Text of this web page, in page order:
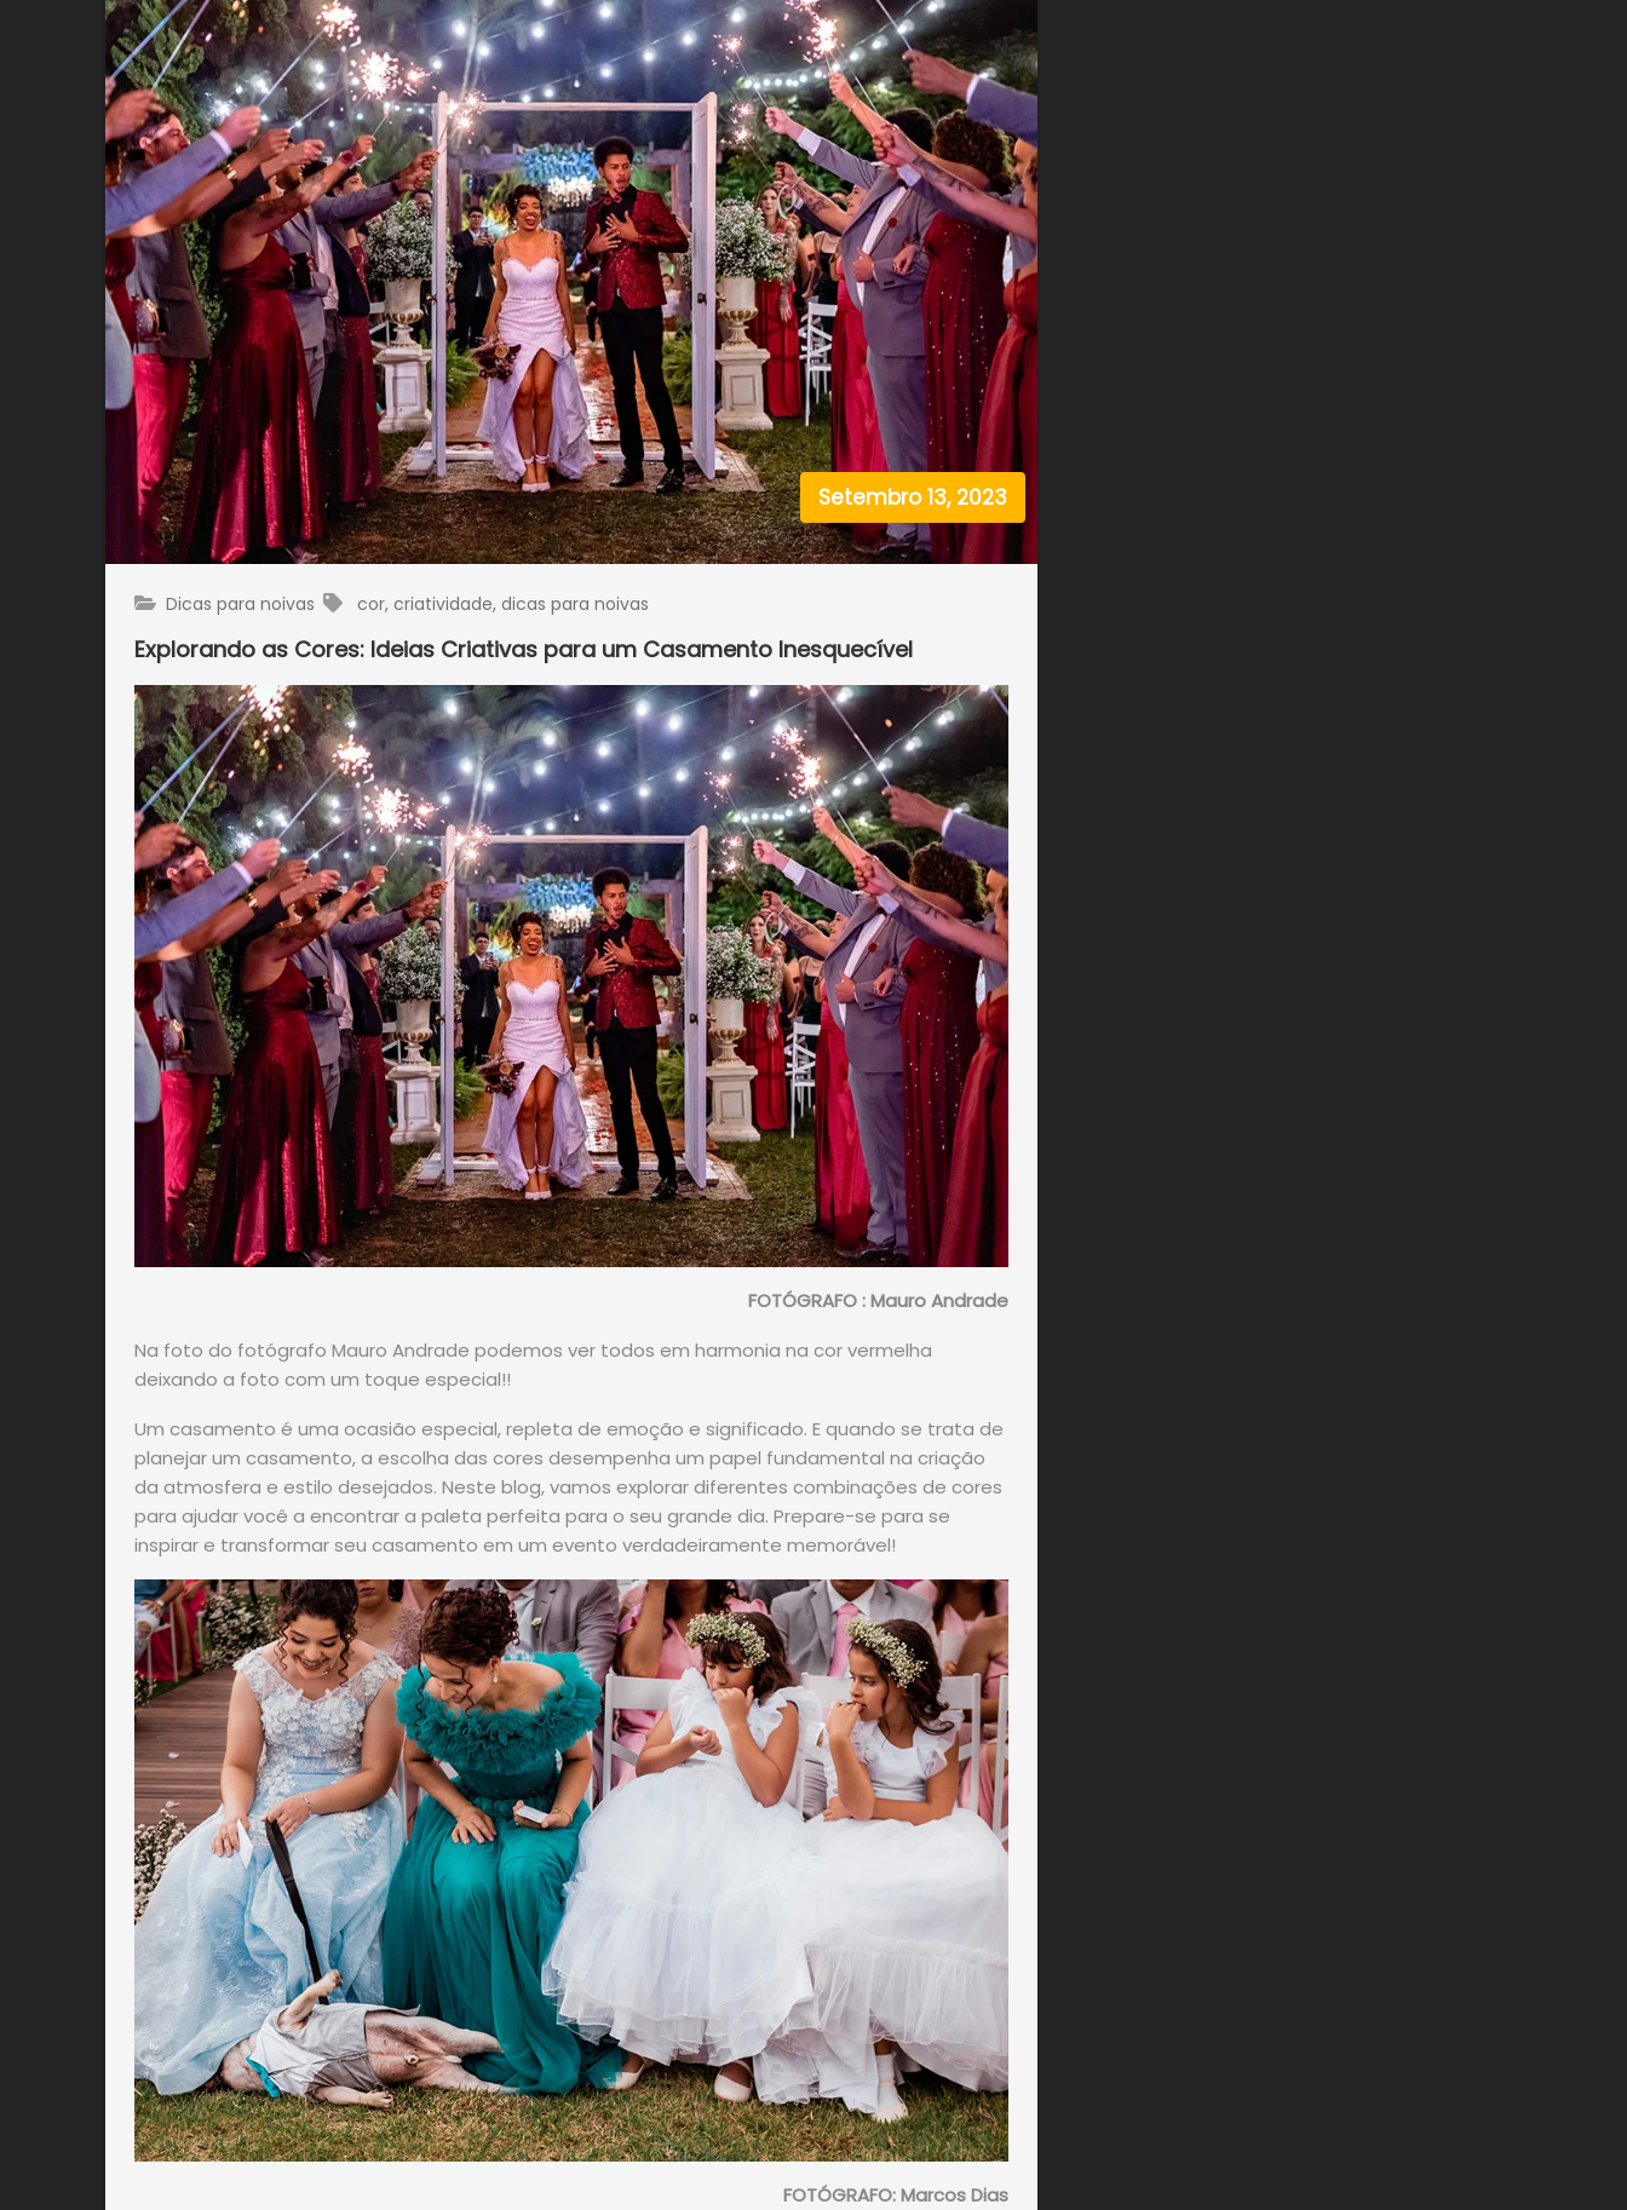
Setembro 13, 2023
Dicas para noivas cor, criatividade, dicas para noivas
Explorando as Cores: Ideias Criativas para um Casamento Inesquecível
FOTÓGRAFO : Mauro Andrade
Na foto do fotógrafo Mauro Andrade podemos ver todos em harmonia na cor vermelha
deixando a foto com um toque especial!!
Um casamento é uma ocasião especial, repleta de emoção e significado. E quando se trata de
planejar um casamento, a escolha das cores desempenha um papel fundamental na criação
da atmosfera e estilo desejados. Neste blog, vamos explorar diferentes combinações de cores
para ajudar você a encontrar a paleta perfeita para o seu grande dia. Prepare-se para se
inspirar e transformar seu casamento em um evento verdadeiramente memorável!
FOTÓGRAFO: Marcos Dias